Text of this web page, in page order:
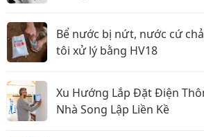
Bể nước bị nứt, nước cứ
tôi xử lý bằng HV18
Xu Hướng Lắp Đặt Điện
Nhà Song Lập Liền Kề